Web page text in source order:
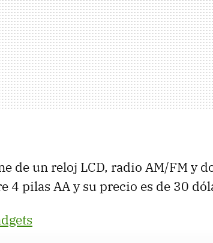
de un reloj LCD, radio AM/FM y
4 pilas AA y su precio es de 30